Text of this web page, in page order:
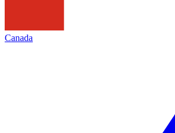
Canada